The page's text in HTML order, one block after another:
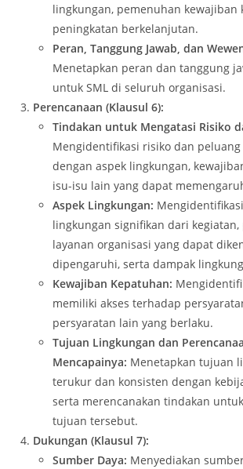
lingkungan, pemenuhan kewajiban
peningkatan berkelanjutan.
Peran, Tanggung Jawab, dan
Menetapkan peran dan tanggung
untuk SML di seluruh organisasi.
Perencanaan (Klausul 6):
Tindakan untuk Mengatasi Risiko
Mengidentifikasi risiko dan
dengan aspek lingkungan,
isu-isu lain yang dapat
Aspek Lingkungan:
lingkungan signifikan dari kegiatan,
layanan organisasi yang dapat
dipengaruhi, serta dampak
Kewajiban Kepatuhan:
memiliki akses terhadap
persyaratan lain yang berlaku.
Tujuan Lingkungan dan
Mencapainya: Menetapkan tujuan
terukur dan konsisten dengan
serta merencanakan tindakan
tujuan tersebut.
Dukungan (Klausul 7):
Sumber Daya: Menyediakan